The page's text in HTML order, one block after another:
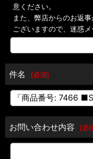
意ください。
また、弊店からのお返
ございますので、迷惑
件名 [必須]
お問い合わせ内容 [必